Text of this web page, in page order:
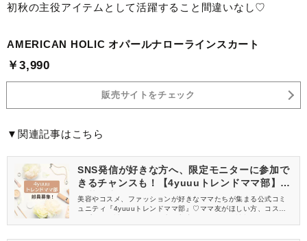
初秋の主役アイテムとして活躍すること間違いなし♡
AMERICAN HOLIC オパールナローラインスカート
￥3,990
販売サイトをチェック
▼関連記事はこちら
SNS発信が好きな方へ、限定モニターに参加で
きるチャンスも！【4yuuuトレンドママ部】部
員募集中
美容やコスメ、ファッションが好きなママたちが集まる公式コミ
ュニティ『4yuuuトレンドママ部』♡ママ友がほしい方、コスメサ
信してくれる方を募集しています！